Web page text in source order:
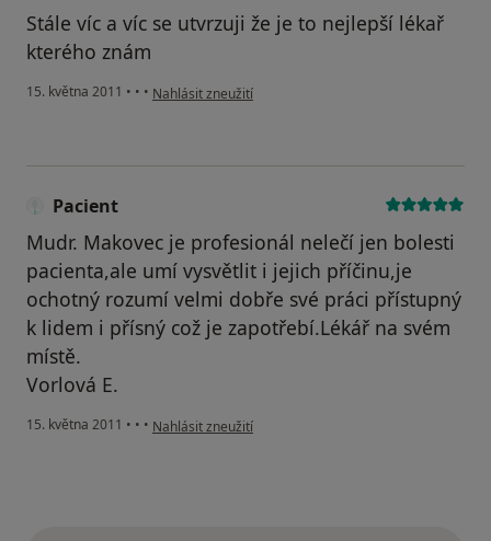
Stále víc a víc se utvrzuji že je to nejlepší lékař
kterého znám
15. května 2011 • • • podle názoru uživatele Pacient
Nahlásit zneužití
Pacient
Mudr. Makovec je profesionál nelečí jen bolesti
pacienta,ale umí vysvětlit i jejich příčinu,je
ochotný rozumí velmi dobře své práci přístupný
k lidem i přísný což je zapotřebí.Lékář na svém
místě.
Vorlová E.
15. května 2011 • • • podle názoru uživatele Pacient
Nahlásit zneužití